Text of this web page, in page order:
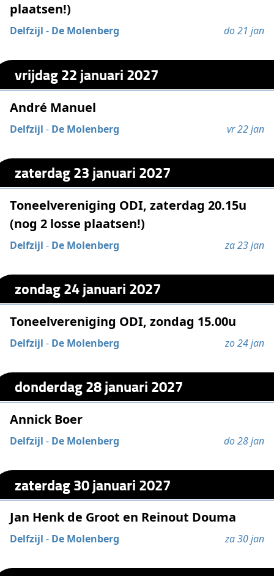
plaatsen!)
Delfzijl - De Molenberg do 21 jan
vrijdag 22 januari 2027
André Manuel
Delfzijl - De Molenberg vr 22 jan
zaterdag 23 januari 2027
Toneelvereniging ODI, zaterdag 20.15u
(nog 2 losse plaatsen!)
Delfzijl - De Molenberg za 23 jan
zondag 24 januari 2027
Toneelvereniging ODI, zondag 15.00u
Delfzijl - De Molenberg zo 24 jan
donderdag 28 januari 2027
Annick Boer
Delfzijl - De Molenberg do 28 jan
zaterdag 30 januari 2027
Jan Henk de Groot en Reinout Douma
Delfzijl - De Molenberg za 30 jan